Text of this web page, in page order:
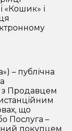
«Кошик» і
– публічна
з Продавцем
що
Послуга –
покупцем